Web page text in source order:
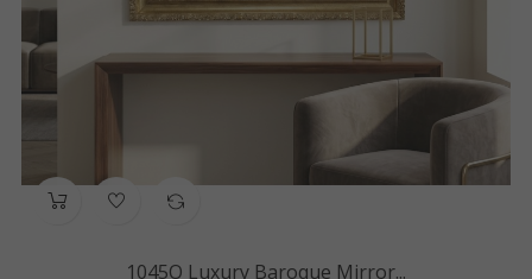
1045O Luxury Baroque Mirror...